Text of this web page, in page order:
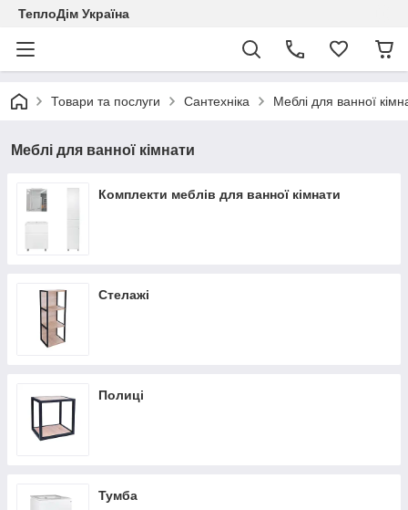
ТеплоДім Україна
Товари та послуги Сантехніка Меблі для ванної
Меблі для ванної кімнати
Комплекти меблів для ванної кімнати
Стелажі
Полиці
Тумба